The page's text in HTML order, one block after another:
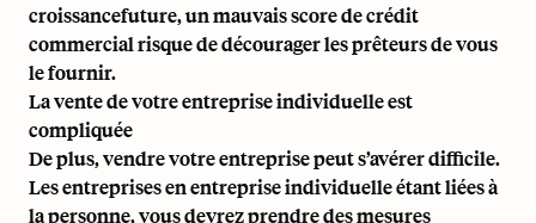
croissancefuture, un mauvais score de crédit
commercial risque de décourager les prêteurs de vous
le fournir.
La vente de votre entreprise individuelle est
compliquée
De plus, vendre votre entreprise peut s’avérer difficile.
Les entreprises en entreprise individuelle étant liées à
la personne, vous devrez prendre des mesures